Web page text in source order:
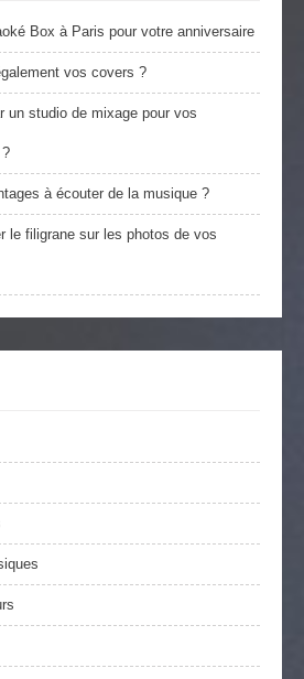
Box à Paris pour votre anniversaire
vos covers ?
un studio de mixage pour vos
à écouter de la musique ?
le filigrane sur les photos de vos